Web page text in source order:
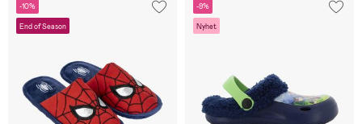
-10%
End of Season
-9%
Nyhet